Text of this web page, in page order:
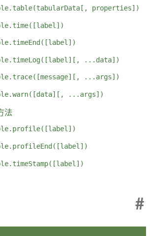
properties])
...data])
...args])
...args])
法
#